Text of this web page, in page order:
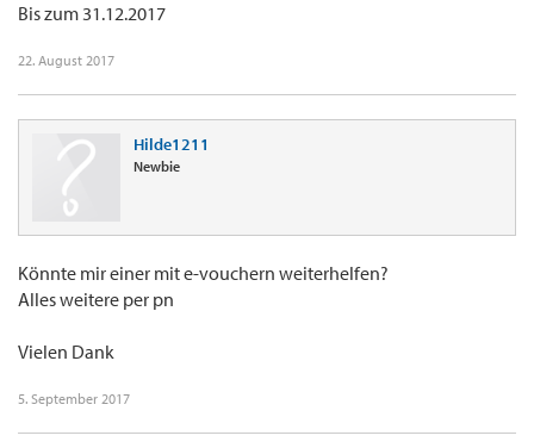
Bis zum 31.12.2017
22. August 2017
Hilde1211
Newbie
Könnte mir einer mit e-vouchern weiterhelfen?
Alles weitere per pn
Vielen Dank
5. September 2017